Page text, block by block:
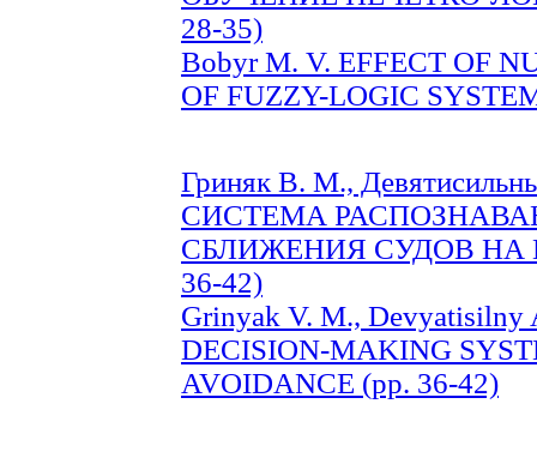
28-35)
Bobyr M. V. EFFECT OF
OF FUZZY-LOGIC
Гриняк В. М.,
СИСТЕМА
СБЛИЖЕНИЯ СУДОВ НА
36-42)
Grinyak V. M., Devyatisilny
DECISION-MAKING
AVOIDANCE (pp. 36-42)